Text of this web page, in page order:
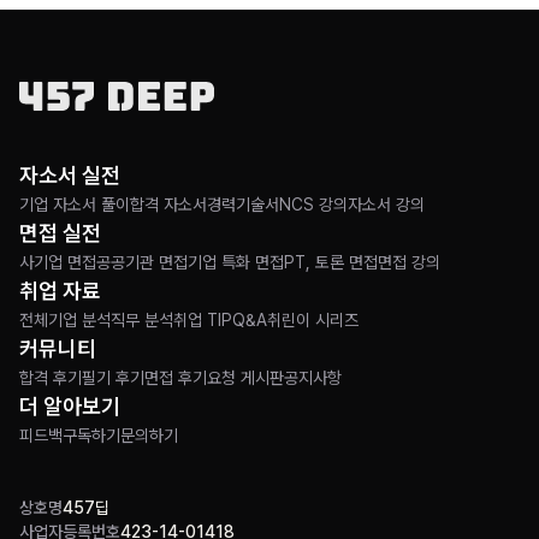
상호명457딥
사업자등록번호423-14-01418
자소서 실전
기업 자소서 풀이 합격 자소서경력기술서 NCS 강의자소서 강의
면접 실전
사기업 면접공공기관 면접기업 특화 면접PT, 토론 면접면접 강의
취업 자료
전체 기업 분석직무 분석취업 TIPQ&A취린이 시리즈
커뮤니티
합격 후기 필기 후기 면접 후기 요청 게시판공지사항
더 알아보기
피드백구독하기 문의하기